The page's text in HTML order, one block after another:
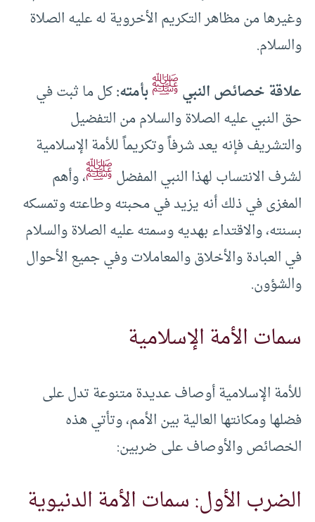
وغيرها من مظاهر التكريم الأخروية له عليه الصلاة
والسلام.
علاقة خصائص النبيﷺبأمته:كل ما ثبت في
حق النبي عليه الصلاة والسلام من التفضيل
والتشريف فإنه يعد شرفاً وتكريماً للأمة الإسلامية
لشرف الانتساب لهذا النبي المفضلﷺ، وأهم
المغزى في ذلك أنه يزيد في محبته وطاعته وتمسكه
بسنته، والاقتداء بهديه وسمته عليه الصلاة والسلام
في العبادة والأخلاق والمعاملات وفي جميع الأحوال
والشؤون.
سمات الأمة الإسلامية
للأمة الإسلامية أوصاف عديدة متنوعة تدل على
فضلها ومكانتها العالية بين الأمم، وتأتي هذه
الخصائص والأوصاف على ضربين:
الضرب الأول: سمات الأمة الدنيوية